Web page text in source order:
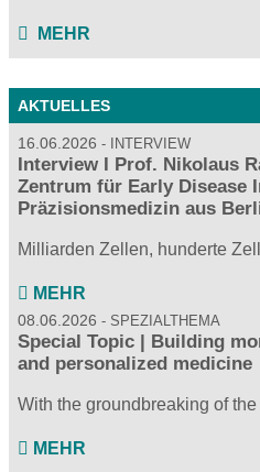
MEHR
AKTUELLES
16.06.2026 INTERVIEW
Interview I Prof. Nikolaus
Zentrum für Early Disease
Präzisionsmedizin aus
Milliarden Zellen, hunderte
MEHR
08.06.2026 SPEZIALTHEMA
Special Topic | Building
and personalized medicine
With the groundbreaking of
MEHR